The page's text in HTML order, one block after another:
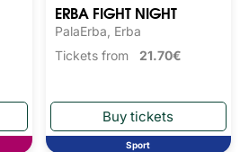
ERBA FIGHT NIGHT
PalaErba, Erba
Tickets from 21.70€
Sport